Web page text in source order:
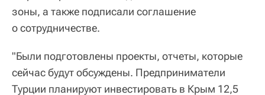
зоны, а также подписали соглашение
о сотрудничестве.
"Были подготовлены проекты, отчеты, которые
сейчас будут обсуждены. Предприниматели
Турции планируют инвестировать в Крым 12,5